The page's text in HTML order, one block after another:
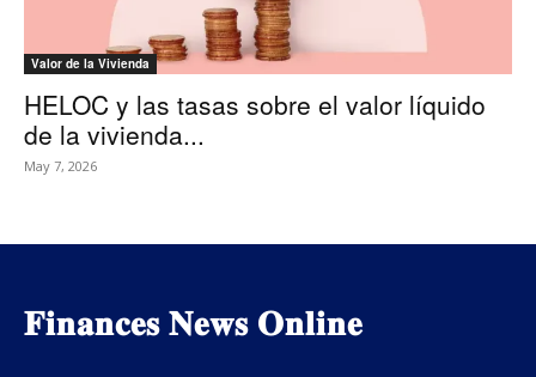
Valor de la Vivienda
HELOC y las tasas sobre el valor líquido
de la vivienda...
May 7, 2026
𝐅𝐢𝐧𝐚𝐧𝐜𝐞𝐬 𝐍𝐞𝐰𝐬 𝐎𝐧𝐥𝐢𝐧𝐞